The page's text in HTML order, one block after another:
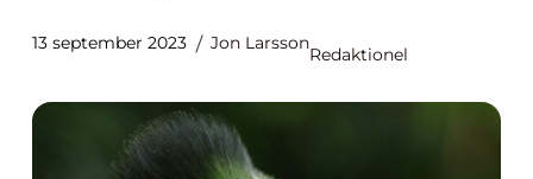
13 september 2023 Jon Larsson
Redaktionel